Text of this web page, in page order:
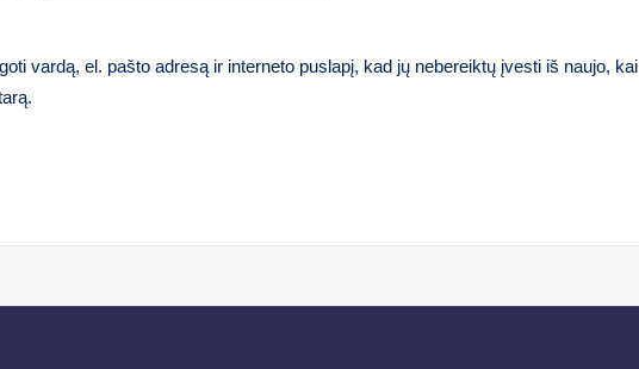
vardą, el. pašto adresą ir interneto puslapį, kad jų nebereiktų įvesti iš naujo, kai